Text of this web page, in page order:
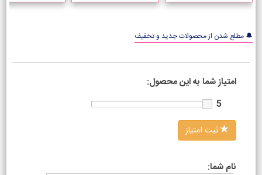
🔔 مطلع شدن از محصولات جدید و تخفیف
امتیاز شما به این محصول:
5
ثبت امتیاز
نام شما: